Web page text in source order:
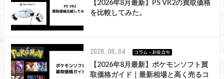
【2026年8月最新】PS VR2の買取価格
を比較してみた。
2026.08.04 コラム・お役立ち
【2026年8月最新】ポケモンソフト買
取価格ガイド｜最新相場と高く売るコ